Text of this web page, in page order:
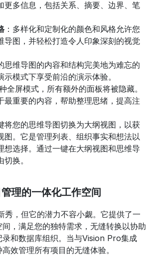
更多信息，包括关系、摘要、边界、笔
：多样化和定制化的颜色和风格允许您
导图，并轻松打造令人印象深刻的视觉
思维导图的内容和结构完美地为难忘的
模式下享受前沿的演示体验。
全屏模式，所有额外的面板将被隐藏。
最重要的内容，帮助整理思绪，提高注
将您的思维导图切换为大纲视图，以获
图。它是管理列表、组织事实和想法以
想选择。通过一键在大纲视图和思维导
换。
理的一体化工作空间
，但它的潜力不容小觑。它提供了一
，满足您的独特需求，无缝转换以协助
录和数据库组织。当与Vision Pro集成
效管理所有项目的无缝体验。